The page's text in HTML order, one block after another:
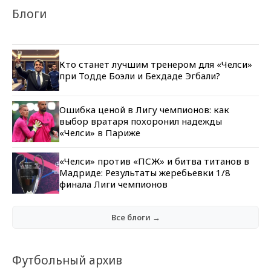
Блоги
Кто станет лучшим тренером для «Челси»
при Тодде Боэли и Бехдаде Эгбали?
Ошибка ценой в Лигу чемпионов: как
выбор вратаря похоронил надежды
«Челси» в Париже
«Челси» против «ПСЖ» и битва титанов в
Мадриде: Результаты жеребьевки 1/8
финала Лиги чемпионов
Все блоги →
Футбольный архив